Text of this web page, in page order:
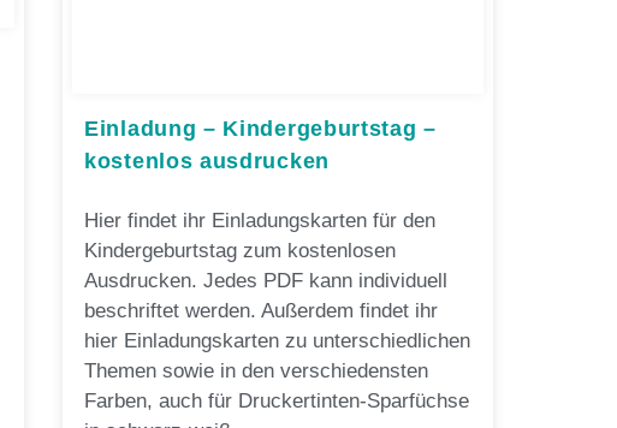
Einladung – Kindergeburtstag –
kostenlos ausdrucken
Hier findet ihr Einladungskarten für den
Kindergeburtstag zum kostenlosen
Ausdrucken. Jedes PDF kann individuell
beschriftet werden. Außerdem findet ihr
hier Einladungskarten zu unterschiedlichen
Themen sowie in den verschiedensten
Farben, auch für Druckertinten-Sparfüchse